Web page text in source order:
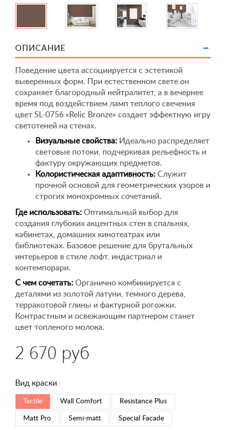
ОПИСАНИЕ
Поведение цвета ассоциируется с эстетикой
выверенных форм. При естественном свете он
сохраняет благородный нейтралитет, а в вечернее
время под воздействием ламп теплого свечения
цвет SL-0756 «Relic Bronze» создает эффектную игру
светотеней на стенах.
Визуальные свойства: Идеально распределяет
световые потоки, подчеркивая рельефность и
фактуру окружающих предметов.
Колористическая адаптивность: Служит
прочной основой для геометрических узоров и
строгих монохромных сочетаний.
Где использовать: Оптимальный выбор для
создания глубоких акцентных стен в спальнях,
кабинетах, домашних кинотеатрах или
библиотеках. Базовое решение для брутальных
интерьеров в стиле лофт, индастриал и
контемпорари.
С чем сочетать: Органично комбинируется с
деталями из золотой латуни, темного дерева,
терракотовой глины и фактурной рогожки.
Контрастным и освежающим партнером станет
цвет топленого молока.
2 670 руб
Вид краски
Tactile Wall Comfort Resistance Plus
Matt Pro Semi-matt Special Faсade